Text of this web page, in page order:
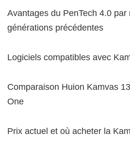
Avantages du PenTech 4.0 par
générations précédentes
Logiciels compatibles avec
Comparaison Huion Kamvas
One
Prix actuel et où acheter la